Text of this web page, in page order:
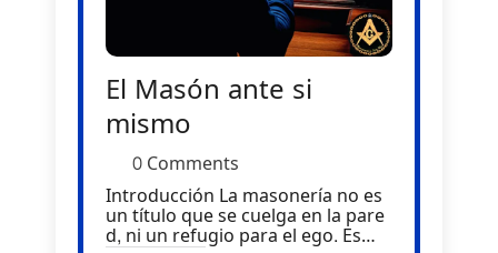
El Masón ante si
mismo
0 Comments
Introducción La masonería no es
un título que se cuelga en la pare
d, ni un refugio para el ego. Es…